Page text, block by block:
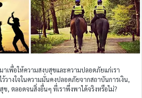
เพื่อให้ความสงบสุขและความปลอดภัยแก่เรา
ว้วางใจในความมั่นคงปลอดภัยจากสถาบันการเงิน,
, ตลอดจนสิ่งอื่นๆ ที่เราพึ่งพาได้จริงหรือไม่?